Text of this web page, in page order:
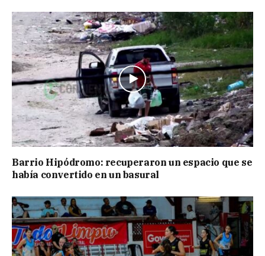
Barrio Hipódromo: recuperaron un espacio que se
había convertido en un basural